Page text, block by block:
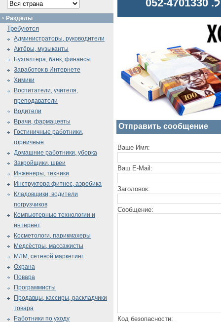
Отправить сообщение
Ваше Имя:
Ваш E-Mail:
Заголовок:
Сообщение:
Код безопасности:
Разделы
Требуются
Администраторы, руководители
Актёры, музыканты
Бухгалтера, банк, финансы
Заработок в Интернете
Химики
Воспитатели, учителя,
преподаватели
Водители
Врачи, фармацевты
Гостиничные работники,
горничные
Домашние работники, уборка
Закройщики, швеи
Инженеры, техники
Инструктора фитнес, аэробика
Кладовщики, водители
погрузчиков
Компьютерные технологии и
интернет
Косметологи, парикмахеры
Медсёстры, массажисты
МЛМ, сетевой маркетинг
Охрана
Повара
Программисты
Продавцы, кассиры, раскладчики
товара
Работники по уходу